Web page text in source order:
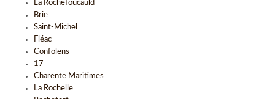
La Rochefoucauld
Brie
Saint-Michel
Fléac
Confolens
17
Charente Maritimes
La Rochelle